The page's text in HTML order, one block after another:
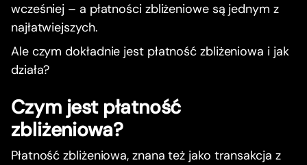
wcześniej – a płatności zbliżeniowe są jednym z
najłatwiejszych.
Ale czym dokładnie jest płatność zbliżeniowa i jak
działa?
Czym jest płatność
zbliżeniowa?
Płatność zbliżeniowa, znana też jako transakcja z